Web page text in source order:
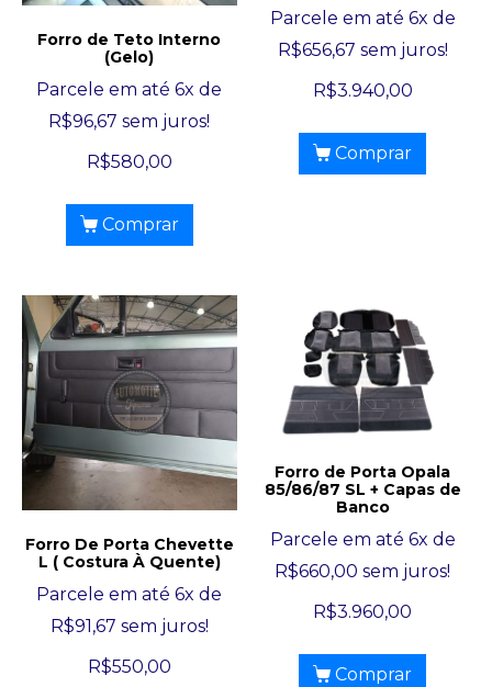
Forro de Teto Interno
(Gelo)
Parcele em até 6x de
R$96,67 sem juros!
R$580,00
Comprar
Parcele em até 6x de
R$656,67 sem juros!
R$3.940,00
Comprar
Forro De Porta Chevette
L ( Costura À Quente)
Parcele em até 6x de
R$91,67 sem juros!
R$550,00
Forro de Porta Opala
85/86/87 SL + Capas de
Banco
Parcele em até 6x de
R$660,00 sem juros!
R$3.960,00
Comprar